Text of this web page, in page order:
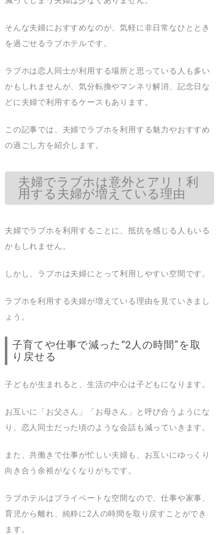
そんな夫婦におすすめなのが、気軽に非日常なひととき
を過ごせるラブホテルです。
ラブホは恋人同士が利用する場所と思っている人も多い
かもしれませんが、気分転換やマンネリ解消、記念日な
どに夫婦で利用するケースもあります。
この記事では、夫婦でラブホを利用する魅力やおすすめ
の過ごし方を紹介します。
夫婦でラブホは意外とアリ！利
用する夫婦が増えている理由
夫婦でラブホを利用することに、抵抗を感じる人もいる
かもしれません。
しかし、ラブホは夫婦にとって利用しやすい空間です。
ラブホを利用する夫婦が増えている理由を見ていきまし
ょう。
子育てや仕事で減った“2人の時間”を取
り戻せる
子どもが生まれると、生活の中心は子どもになります。
お互いに「お父さん」「お母さん」と呼び合うようにな
り、恋人同士だった頃のような会話も減っていきます。
また、共働きで仕事が忙しい夫婦も、お互いにゆっくり
向き合う余裕がなくなりがちです。
ラブホテルはプライベートな空間なので、仕事や家事、
育児から離れ、純粋に2人の時間を取り戻すことができ
ます。